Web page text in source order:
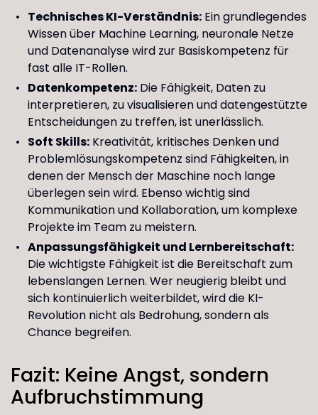
Technisches KI-Verständnis:Ein grundlegendes
Wissen über Machine Learning, neuronale Netze
und Datenanalyse wird zur Basiskompetenz für
fast alle IT-Rollen.
Datenkompetenz:Die Fähigkeit, Daten zu
interpretieren, zu visualisieren und datengestützte
Entscheidungen zu treffen, ist unerlässlich.
Soft Skills:Kreativität, kritisches Denken und
Problemlösungskompetenz sind Fähigkeiten, in
denen der Mensch der Maschine noch lange
überlegen sein wird. Ebenso wichtig sind
Kommunikation und Kollaboration, um komplexe
Projekte im Team zu meistern.
Anpassungsfähigkeit und Lernbereitschaft:
Die wichtigste Fähigkeit ist die Bereitschaft zum
lebenslangen Lernen. Wer neugierig bleibt und
sich kontinuierlich weiterbildet, wird die KI-
Revolution nicht als Bedrohung, sondern als
Chance begreifen.
Fazit: Keine Angst, sondern
Aufbruchstimmung